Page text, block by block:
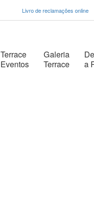
Livro de reclamações online
Terrace
Eventos
Galeria
Terrace
a